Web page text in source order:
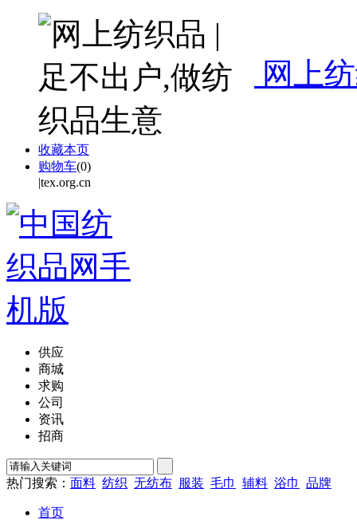
网上
收藏本页
购物车(0)
|tex.org.cn
供应
商城
求购
公司
资讯
招商
热门搜索： 面料 纺织 无纺布 服装 毛巾 辅料 浴巾 品牌
首页